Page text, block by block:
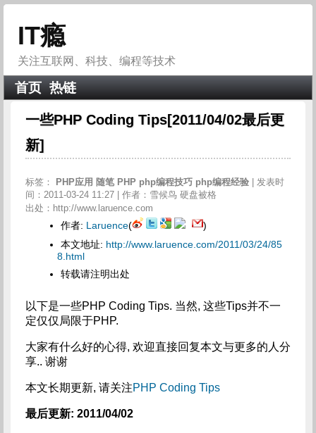
IT瘾
关注互联网、科技、编程等技术
首页 热链
一些PHP Coding Tips[2011/04/02最后更
新]
标签： PHP应用 随笔 PHP php编程技巧 php编程经验
| 发表时
间：2011-03-24 11:27 | 作者：雪候鸟 硬盘被格
出处：http://www.laruence.com
作者: Laruence(
)
本文地址: http://www.laruence.com/2011/03/24/85
8.html
转载请注明出处
以下是一些PHP Coding Tips. 当然, 这些Tips并不一
定仅仅局限于PHP.
大家有什么好的心得, 欢迎直接回复本文与更多的人分
享.. 谢谢
本文长期更新, 请关注PHP Coding Tips
最后更新: 2011/04/02